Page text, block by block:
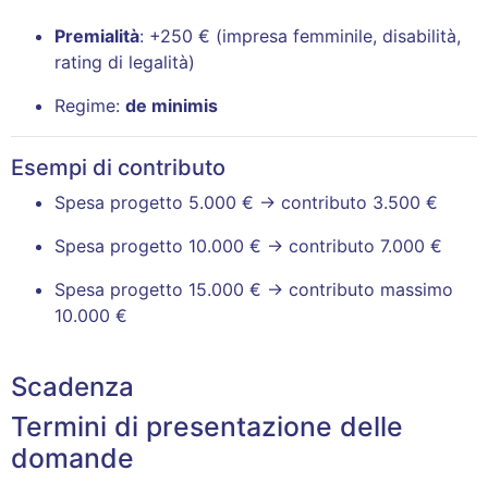
Premialità: +250 € (impresa femminile, disabilità,
rating di legalità)
Regime: de minimis
Esempi di contributo
Spesa progetto 5.000 € → contributo 3.500 €
Spesa progetto 10.000 € → contributo 7.000 €
Spesa progetto 15.000 € → contributo massimo
10.000 €
Scadenza
Termini di presentazione delle
domande